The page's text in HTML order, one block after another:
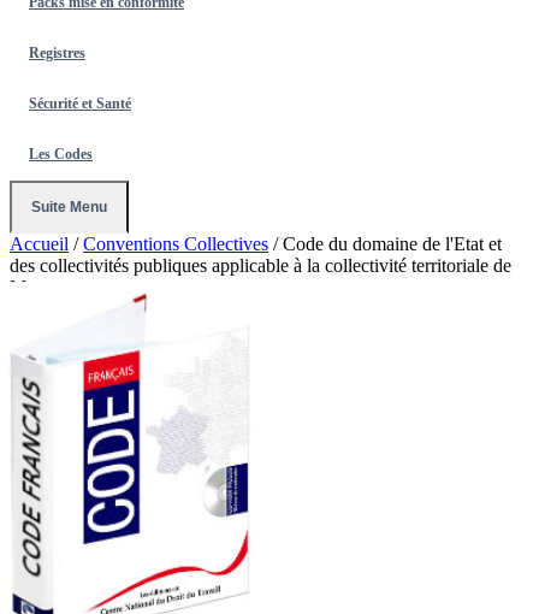
Registres
Sécurité et Santé
Les Codes
Suite Menu
Accueil / Conventions Collectives / Code du domaine de l'Etat et
des collectivités publiques applicable à la collectivité territoriale de
Mayotte